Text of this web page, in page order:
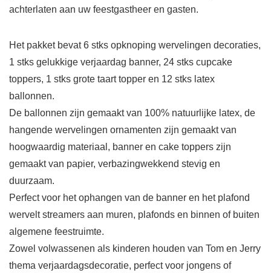
achterlaten aan uw feestgastheer en gasten.
Het pakket bevat 6 stks opknoping wervelingen decoraties,
1 stks gelukkige verjaardag banner, 24 stks cupcake
toppers, 1 stks grote taart topper en 12 stks latex
ballonnen.
De ballonnen zijn gemaakt van 100% natuurlijke latex, de
hangende wervelingen ornamenten zijn gemaakt van
hoogwaardig materiaal, banner en cake toppers zijn
gemaakt van papier, verbazingwekkend stevig en
duurzaam.
Perfect voor het ophangen van de banner en het plafond
wervelt streamers aan muren, plafonds en binnen of buiten
algemene feestruimte.
Zowel volwassenen als kinderen houden van Tom en Jerry
thema verjaardagsdecoratie, perfect voor jongens of